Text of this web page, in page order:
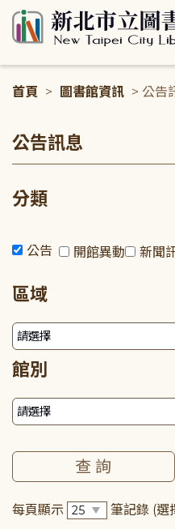
首頁 > 圖書館資訊 > 公告
公告訊息
分類
公告 開館異動 新聞
區域
館別
每頁顯示 筆記錄 (選